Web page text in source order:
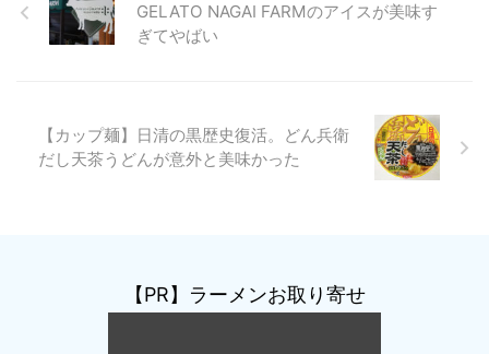
GELATO NAGAI FARMのアイスが美味す
ぎてやばい
【カップ麺】日清の黒歴史復活。どん兵衛
だし天茶うどんが意外と美味かった
【PR】ラーメンお取り寄せ